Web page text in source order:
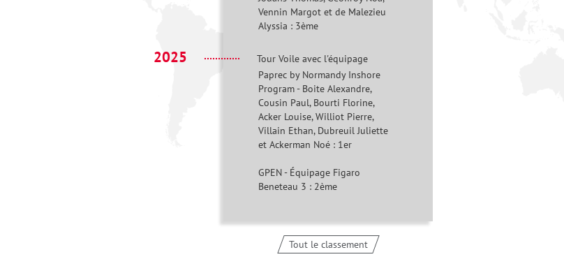
Vennin Margot et de Malezieu
Alyssia : 3ème
2025
Tour Voile avec l'équipage
Paprec by Normandy Inshore
Program - Boite Alexandre,
Cousin Paul, Bourti Florine,
Acker Louise, Williot Pierre,
Villain Ethan, Dubreuil Juliette
et Ackerman Noé : 1er
GPEN - Équipage Figaro
Beneteau 3 : 2ème
Tout le classement